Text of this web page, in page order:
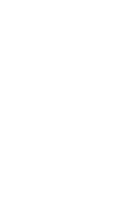
regorgent de véhicules
à des prix inférieurs au
SUV et les véhicules
Les constructeurs y écoulent
très compétitifs.
idéale pour les familles à la
ou d'un véhicule
avec des prix attractifs liés
différente.
est légal, encadré par la
et peut générer une